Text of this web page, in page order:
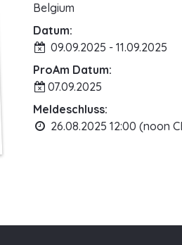
Belgium
Datum:
09.09.2025 - 11.09.2025
ProAm Datum:
07.09.2025
Meldeschluss:
26.08.2025 12:00 (noon